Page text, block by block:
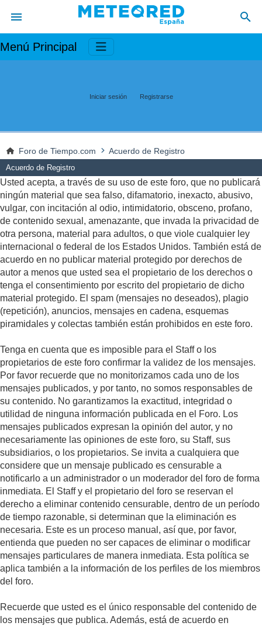
Menú Principal
Iniciar sesión Registrarse
Foro de Tiempo.com Acuerdo de Registro
Acuerdo de Registro
Usted acepta, a través de su uso de este foro, que no publicará
ningún material que sea falso, difamatorio, inexacto, abusivo,
vulgar, con incitación al odio, intimidatorio, obsceno, profano,
de contenido sexual, amenazante, que invada la privacidad de
otra persona, material para adultos, o que viole cualquier ley
internacional o federal de los Estados Unidos. También está de
acuerdo en no publicar material protegido por derechos de
autor a menos que usted sea el propietario de los derechos o
tenga el consentimiento por escrito del propietario de dicho
material protegido. El spam (mensajes no deseados), plagio
(repetición), anuncios, mensajes en cadena, esquemas
piramidales y colectas también están prohibidos en este foro.
Tenga en cuenta que es imposible para el Staff o los
propietarios de este foro confirmar la validez de los mensajes.
Por favor recuerde que no monitorizamos cada uno de los
mensajes publicados, y por tanto, no somos responsables de
su contenido. No garantizamos la exactitud, integridad o
utilidad de ninguna información publicada en el Foro. Los
mensajes publicados expresan la opinión del autor, y no
necesariamente las opiniones de este foro, su Staff, sus
subsidiarios, o los propietarios. Se invita a cualquiera que
considere que un mensaje publicado es censurable a
notificarlo a un administrador o un moderador del foro de forma
inmediata. El Staff y el propietario del foro se reservan el
derecho a eliminar contenido censurable, dentro de un período
de tiempo razonable, si determinan que la eliminación es
necesaria. Este es un proceso manual, así que, por favor,
entienda que pueden no ser capaces de eliminar o modificar
mensajes particulares de manera inmediata. Esta política se
aplica también a la información de los perfiles de los miembros
del foro.
Recuerde que usted es el único responsable del contenido de
los mensajes que publica. Además, está de acuerdo en